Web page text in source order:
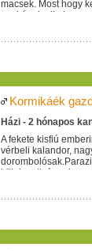
macsek. Most hogy
egykének alkalmas....
Kormikáék
Házi - 2 hónapos
A fekete kisfiú
vérbeli kalandor,
kötelezettséggel...